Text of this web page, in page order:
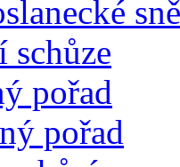
schůze
pořad
pořad